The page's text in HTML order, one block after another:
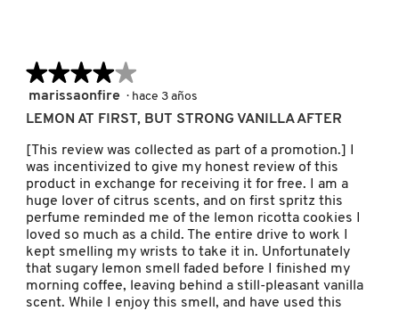
REDKEN
SARELLY
SEPHORA COLLECTION
SEPHORA FAVORITES
SHARK
★★★★★
★★★★★
4
de
estrellas.
marissaonfire · hace 3 años
LEMON AT FIRST, BUT STRONG VANILLA AFTER
[This review was collected as part of a promotion.] I
was incentivized to give my honest review of this
product in exchange for receiving it for free. I am a
huge lover of citrus scents, and on first spritz this
perfume reminded me of the lemon ricotta cookies I
loved so much as a child. The entire drive to work I
kept smelling my wrists to take it in. Unfortunately
that sugary lemon smell faded before I finished my
morning coffee, leaving behind a still-pleasant vanilla
scent. While I enjoy this smell, and have used this